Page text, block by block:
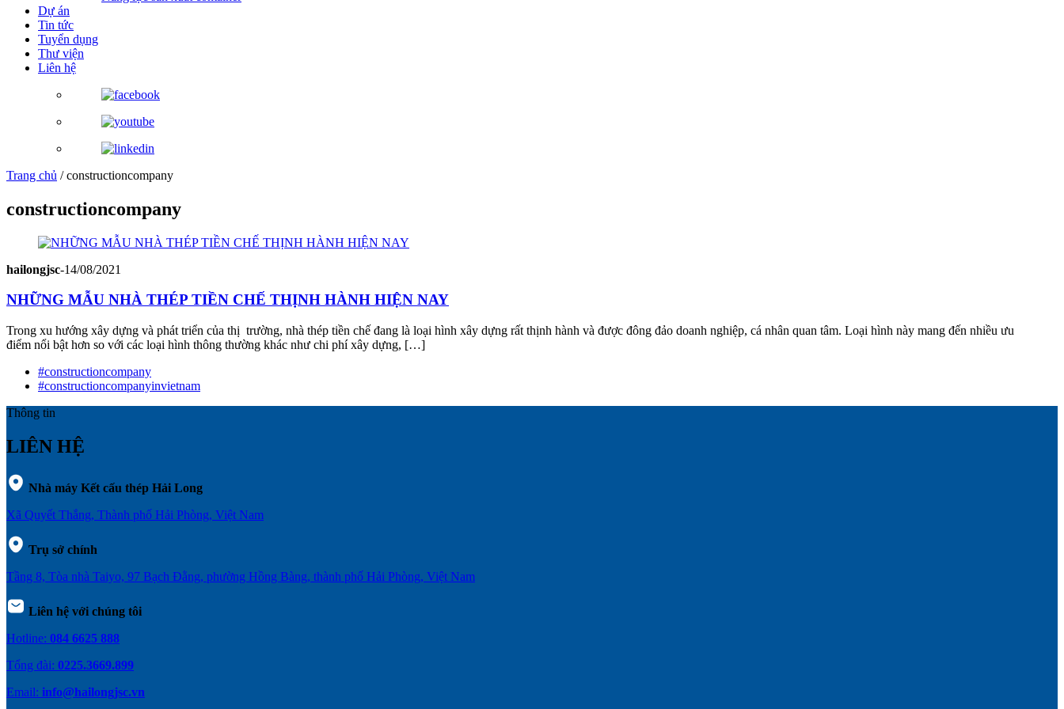
Dự án
Tin tức
Tuyển dụng
Thư viện
Liên hệ
Trang chủ /constructioncompany
constructioncompany
hailongjsc-14/08/2021
NHỮNG MẪU NHÀ THÉP TIỀN CHẾ THỊNH HÀNH HIỆN NAY
Trong xu hướng xây dựng và phát triển của thị trường, nhà thép tiền chế đang là loại hình xây dựng rất thịnh hành và được đông đảo doanh nghiệp, cá nhân quan tâm. Loại hình này mang đến nhiều ưu
điểm nổi bật hơn so với các loại hình thông thường khác như chi phí xây dựng, […]
#constructioncompany
#constructioncompanyinvietnam
Thông tin
LIÊN HỆ
Nhà máy Kết cấu thép Hải Long
Xã Quyết Thắng, Thành phố Hải Phòng, Việt Nam
Trụ sở chính
Tầng 8, Tòa nhà Taiyo, 97 Bạch Đằng, phường Hồng Bàng, thành phố Hải Phòng, Việt Nam
Liên hệ với chúng tôi
Hotline: 084 6625 888
Tổng đài: 0225.3669.899
Email: info@hailongjsc.vn